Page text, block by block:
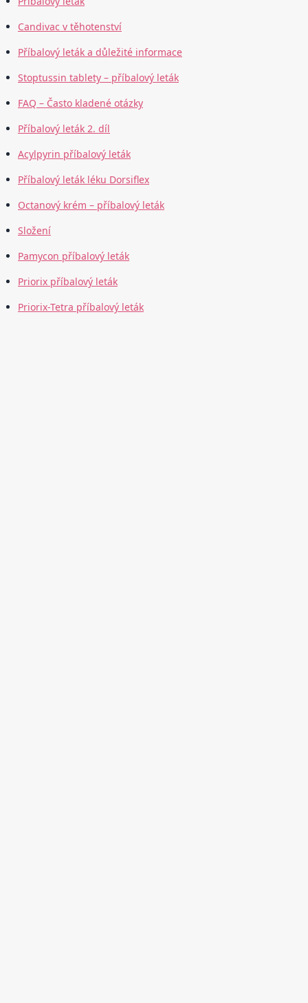
Candivac v těhotenství
Příbalový leták a důležité informace
Stoptussin tablety – příbalový leták
FAQ – Často kladené otázky
Příbalový leták 2. díl
Acylpyrin příbalový leták
Příbalový leták léku Dorsiflex
Octanový krém – příbalový leták
Složení
Pamycon příbalový leták
Priorix příbalový leták
Priorix-Tetra příbalový leták